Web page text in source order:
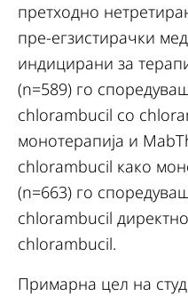
претходно
пре-егзистирачки
индицирани за
(n=589) го
chlorambucil со
монотерапија и
chlorambucil како
(n=663) го
chlorambucil
chlorambucil.
Примарна цел на